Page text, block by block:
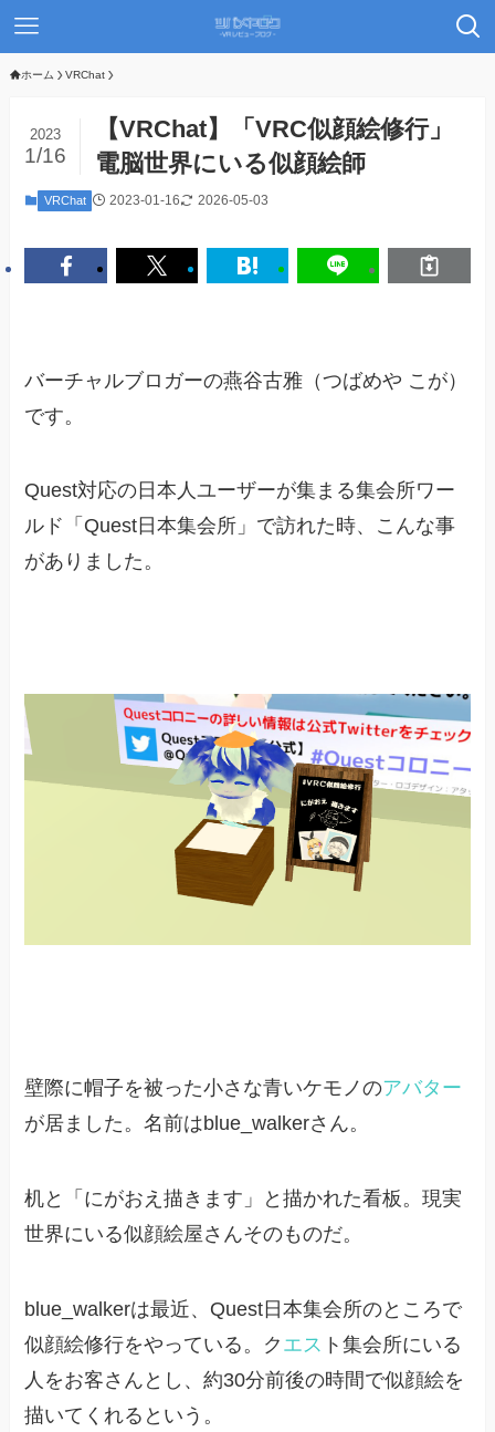
ホーム VRChat
【VRChat】「VRC似顔絵修行」
電脳世界にいる似顔絵師
2023
1/16
VRChat 2023-01-16 2026-05-03
バーチャルブロガーの燕谷古雅（つばめや こが）
です。
Quest対応の日本人ユーザーが集まる集会所ワー
ルド「Quest日本集会所」で訪れた時、こんな事
がありました。
壁際に帽子を被った小さな青いケモノのアバター
が居ました。名前はblue_walkerさん。
机と「にがおえ描きます」と描かれた看板。現実
世界にいる似顔絵屋さんそのものだ。
blue_walkerは最近、Quest日本集会所のところで
似顔絵修行をやっている。ク エス ト集会所にいる
人をお客さんとし、約30分前後の時間で似顔絵を
描いてくれるという。